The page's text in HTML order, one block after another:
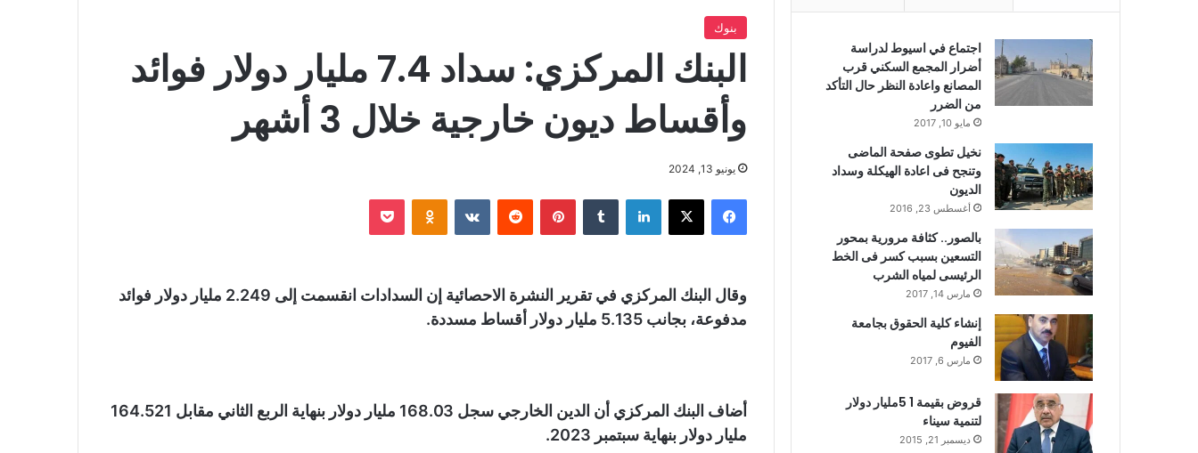
بنوك
البنك المركزي: سداد 7.4 مليار دولار فوائد
وأقساط ديون خارجية خلال 3 أشهر
يونيو 13, 2024
فيسبوك لينكدإن بينتيريست
وقال البنك المركزي في تقرير النشرة الاحصائية إن السدادات انقسمت إلى 2.249 مليار دولار فوائد
مدفوعة، بجانب 5.135 مليار دولار أقساط مسددة.
أضاف البنك المركزي أن الدين الخارجي سجل 168.03 مليار دولار بنهاية الربع الثاني مقابل 164.521
مليار دولار بنهاية سبتمبر 2023.
اجتماع في اسيوط لدراسة
أضرار المجمع السكني قرب
المصانع واعادة النظر حال التأكد
من الضرر
مايو 10, 2017
نخيل تطوى صفحة الماضى
وتنجح فى اعادة الهيكلة وسداد
الديون
أغسطس 23, 2016
بالصور.. كثافة مرورية بمحور
التسعين بسبب كسر فى الخط
الرئيسى لمياه الشرب
مارس 14, 2017
إنشاء كلية الحقوق بجامعة
الفيوم
مارس 6, 2017
قروض بقيمة 1 5مليار دولار
لتنمية سيناء
ديسمبر 21, 2015